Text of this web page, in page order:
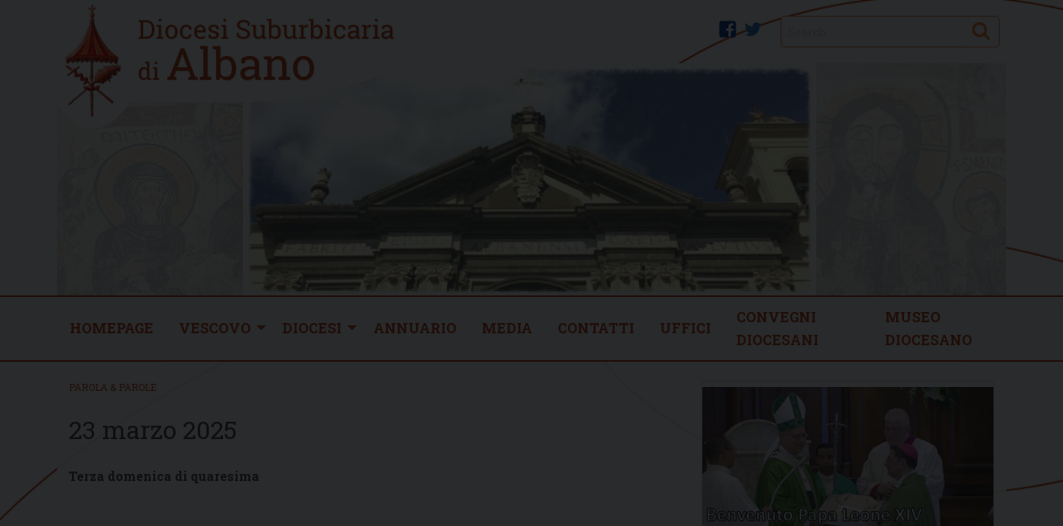
Home
new
twitter
facebook Search
HOMEPAGE VESCOVO DIOCESI ANNUARIO MEDIA CONTATTI UFFICI
CONVEGNI
DIOCESANI
MUSEO
DIOCESANO
PAROLA & PAROLE
23 marzo 2025
Terza domenica di quaresima